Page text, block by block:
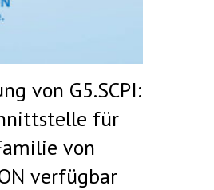
von G5.SCPI:
für
von
verfügbar